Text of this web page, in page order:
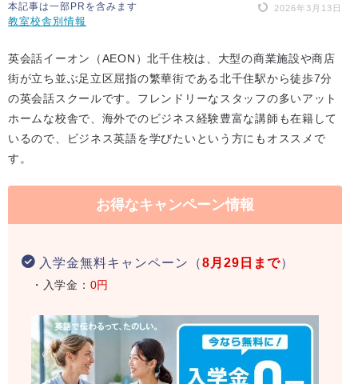
本記事は一部PRを含みます 2026年3月13日
教室校舎別情報
英会話イーオン（AEON）北千住校は、大型の商業施設や商店
街が立ち並ぶ足立区屈指の繁華街である北千住駅から徒歩7分
の英会話スクールです。フレンドリーなスタッフの多いアット
ホームな校舎で、海外でのビジネス経験豊富な講師も在籍して
いるので、ビジネス英語を学びたいという方にもオススメで
す。
お得なキャンペーン情報
入学金無料キャンペーン（8月29日まで）
・入学金： 0円